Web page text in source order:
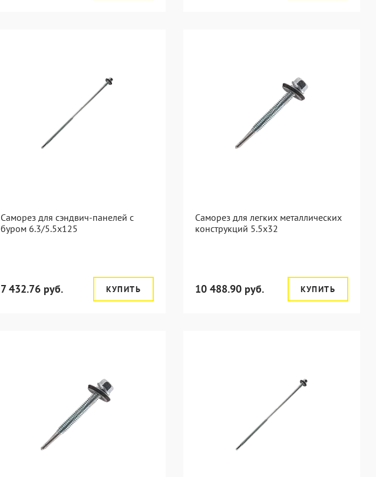
Саморез для сэндвич-панелей с
буром 6.3/5.5x125
7 432.76 руб. КУПИТЬ
Саморез для легких металлических
конструкций 5.5х32
10 488.90 руб. КУПИТЬ